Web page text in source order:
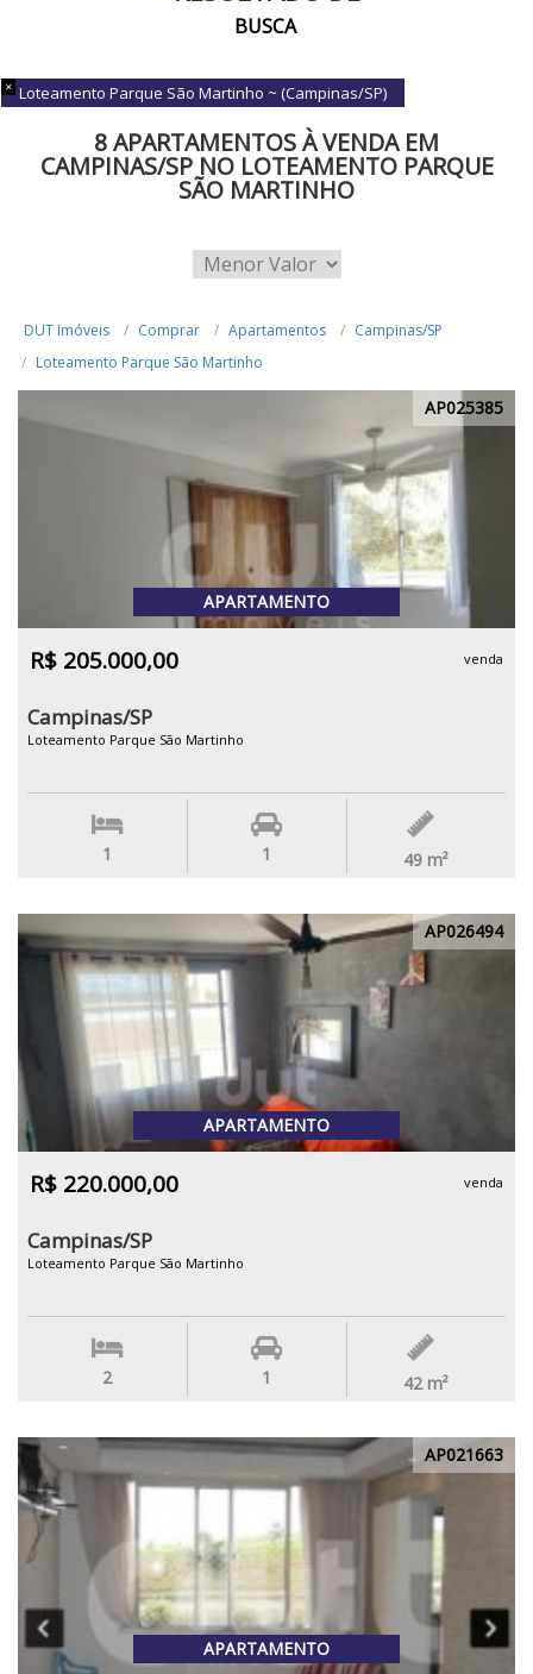
Loteamento Parque São Martinho ~ (Campinas/SP)
BUSCA
8 APARTAMENTOS À VENDA EM
CAMPINAS/SP NO LOTEAMENTO PARQUE
SÃO MARTINHO
DUT Imóveis Comprar Apartamentos
Campinas/SP
Loteamento Parque São Martinho
AP025385
APARTAMENTO
R$ 205.000,00 venda
Campinas/SP
Loteamento Parque São Martinho
1 1 49 m²
AP026494
APARTAMENTO
R$ 220.000,00 venda
Campinas/SP
Loteamento Parque São Martinho
2 1 42 m²
AP021663
APARTAMENTO